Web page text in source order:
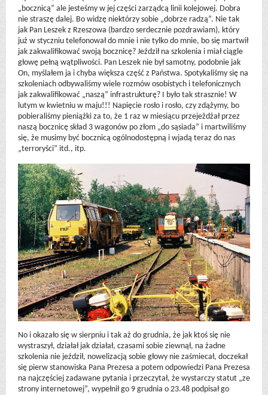
„bocznicą” ale jesteśmy w jej części zarządcą linii kolejowej. Dobra
nie straszę dalej. Bo widzę niektórzy sobie „dobrze radzą”. Nie tak
jak Pan Leszek z Rzeszowa (bardzo serdecznie pozdrawiam), który
już w styczniu telefonował do mnie i nie tylko do mnie, bo się martwił
jak zakwalifikować swoją bocznicę? Jeździł na szkolenia i miał ciągle
głowę pełną wątpliwości. Pan Leszek nie był samotny, podobnie jak
On, myślałem ja i chyba większa część z Państwa. Spotykaliśmy się na
szkoleniach odbywaliśmy wiele rozmów osobistych i telefonicznych
jak zakwalifikować „naszą” infrastrukturę? I było tak strasznie! W
lutym w kwietniu w maju!!! Napięcie rosło i rosło, czy zdążymy, bo
pobieraliśmy pieniążki za to, że 1 raz w miesiącu przejeżdżał przez
naszą bocznicę skład 3 wagonów po złom „do sąsiada” i martwiliśmy
się, że musimy być bocznicą ogólnodostępną i wjadą teraz do nas
„terroryści” itd., itp.
No i okazało się w sierpniu i tak aż do grudnia, że jak ktoś się nie
wystraszył, działał jak działał, czasami sobie ziewnął, na żadne
szkolenia nie jeździł, nowelizacją sobie głowy nie zaśmiecał, doczekał
się pierw stanowiska Pana Prezesa a potem odpowiedzi Pana Prezesa
na najczęściej zadawane pytania i przeczytał, że wystarczy statut „ze
strony internetowej”, wypełnił go 9 grudnia o 23.48 podpisał go